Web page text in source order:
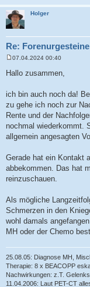
Holger
Re:
e
i
r
a
g
07.04.2024 00:40
Hallo zusammen,
ich bin auch noch da!
zu gehe ich noch zur
Rente und der
nochmal wiederkommt.
allgemein angesagten
Gerade hat ein Kontakt
abbekommen. Das hat
reinzuschauen.
Als mögliche
Schmerzen in den
wohl damals
MH oder der Chemo
25.08.05: Diagnose MH,
Therapie: 8 x BEACOPP
Nachwirkungen: z.T.
11.04.2006: Laut PET-CT